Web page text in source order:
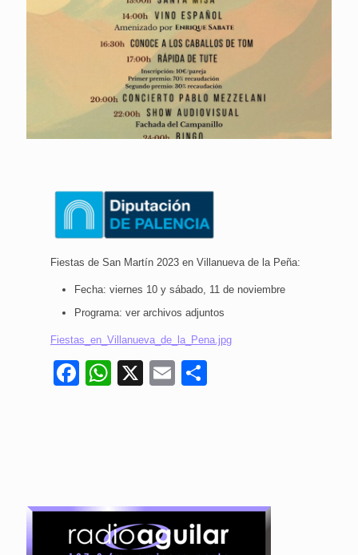
Fiestas de San Martín 2023 en Villanueva de la Peña:
Fecha: viernes 10 y sábado, 11 de noviembre
Programa: ver archivos adjuntos
Fiestas_en_Villanueva_de_la_Pena.jpg
Facebook
WhatsApp
X Email